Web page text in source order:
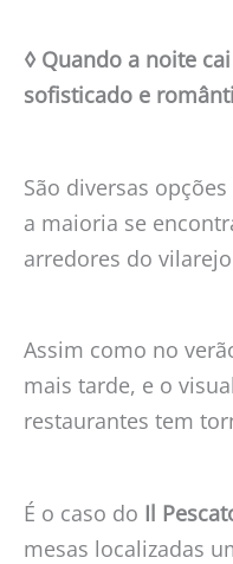
◊ Quando a noite
sofisticado e
São diversas
a maioria se
arredores do
Assim como no
mais tarde, e o
restaurantes tem
É o caso do Il
mesas localizadas